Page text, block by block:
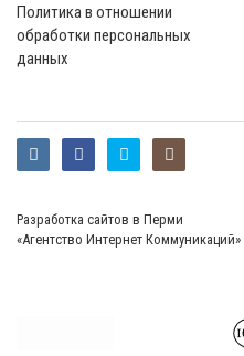
Политика в отношении
обработки персональных
данных
Разработка сайтов в Перми
«Агентство Интернет Коммуникаций»